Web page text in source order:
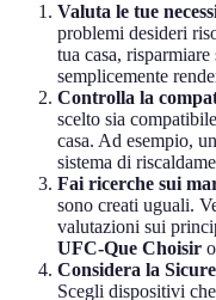
Valuta le tue
problemi desideri
tua casa,
semplicemente
Controlla la
scelto sia
casa. Ad esempio,
sistema di
Fai ricerche sui
sono creati uguali.
valutazioni sui
UFC-Que Choisir o
Considera la
Scegli dispositivi